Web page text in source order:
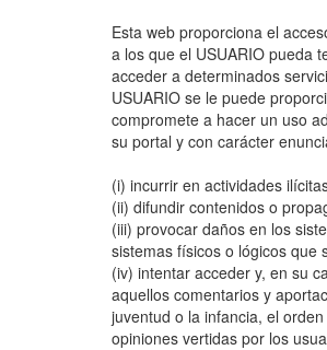
Esta web proporciona el
a los que el USUARIO pueda
acceder a determinados
USUARIO se le puede
compromete a hacer un uso
su portal y con carácter
(i) incurrir en actividades
(ii) difundir contenidos o
(iii) provocar daños en los
sistemas físicos o lógicos que
(iv) intentar acceder y, en su
aquellos comentarios y
juventud o la infancia, el
opiniones vertidas por los